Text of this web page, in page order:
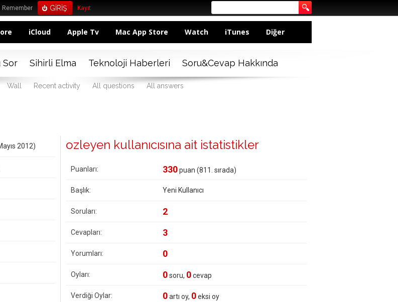
Remember Kayıt
iCloud Apple Tv Mac App Store Watch iTunes Diğer
Sor Sihirli Elma Teknoloji Haberleri Soru&Cevap Hakkında
Wall Recent activity All questions All answers
2012) ozleyen kullanıcısına ait istatistikler
Puanları: 330puan (811 . sırada)
Başlık: Yeni Kullanıcı
Soruları: 2
Cevapları: 3
Yorumları: 0
Oyları: 0soru, 0cevap
Verdiği Oylar: 0artı oy, 0eksi oy